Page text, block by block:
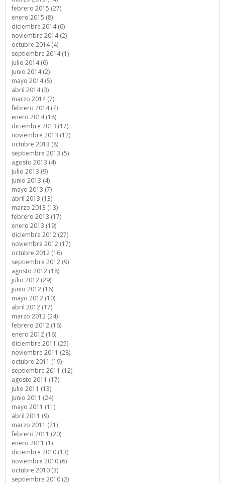
febrero 2015 (27)
enero 2015 (8)
diciembre 2014 (6)
noviembre 2014 (2)
octubre 2014 (4)
septiembre 2014 (1)
julio 2014 (6)
junio 2014 (2)
mayo 2014 (5)
abril 2014 (3)
marzo 2014 (7)
febrero 2014 (7)
enero 2014 (18)
diciembre 2013 (17)
noviembre 2013 (12)
octubre 2013 (8)
septiembre 2013 (5)
agosto 2013 (4)
julio 2013 (9)
junio 2013 (4)
mayo 2013 (7)
abril 2013 (13)
marzo 2013 (13)
febrero 2013 (17)
enero 2013 (19)
diciembre 2012 (27)
noviembre 2012 (17)
octubre 2012 (16)
septiembre 2012 (9)
agosto 2012 (18)
julio 2012 (29)
junio 2012 (16)
mayo 2012 (10)
abril 2012 (17)
marzo 2012 (24)
febrero 2012 (16)
enero 2012 (16)
diciembre 2011 (25)
noviembre 2011 (28)
octubre 2011 (19)
septiembre 2011 (12)
agosto 2011 (17)
julio 2011 (13)
junio 2011 (24)
mayo 2011 (11)
abril 2011 (9)
marzo 2011 (21)
febrero 2011 (20)
enero 2011 (1)
diciembre 2010 (13)
noviembre 2010 (6)
octubre 2010 (3)
septiembre 2010 (2)